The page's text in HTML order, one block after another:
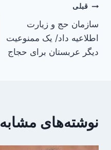
راهبری
نوشته
قبلی
سازمان حج و زیارت
اطلاعیه داد/ یک ممنوعیت
دیگر عربستان برای حجاج
نوشته‌های مشابه